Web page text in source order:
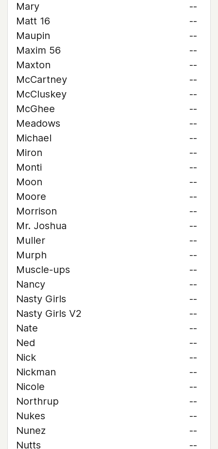
Mary
--
Matt 16
--
Maupin
--
Maxim 56
--
Maxton
--
McCartney
--
McCluskey
--
McGhee
--
Meadows
--
Michael
--
Miron
--
Monti
--
Moon
--
Moore
--
Morrison
--
Mr. Joshua
--
Muller
--
Murph
--
Muscle-ups
--
Nancy
--
Nasty Girls
--
Nasty Girls V2
--
Nate
--
Ned
--
Nick
--
Nickman
--
Nicole
--
Northrup
--
Nukes
--
Nunez
--
Nutts
--